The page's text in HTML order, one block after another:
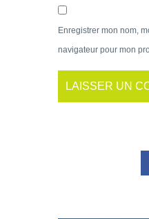
Enregistrer mon nom,
navigateur pour mon